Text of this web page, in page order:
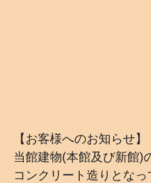
【お客様へのお知らせ】
当館建物(本館及び新館)
コンクリート造りとな